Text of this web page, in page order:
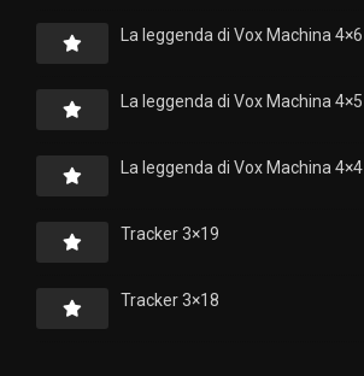
La leggenda di Vox Machina 4×6
La leggenda di Vox Machina 4×5
La leggenda di Vox Machina 4×4
Tracker 3×19
Tracker 3×18